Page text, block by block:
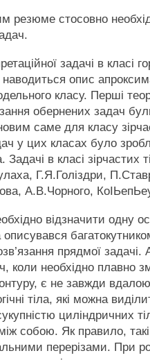
резюме стосовно
задачі в класі
наводиться опис
класу. Перші
обернених задач
саме для класу
у цих класах було
в класі зірчастих
Г.Я.Голіздри,
А.В.Чорного,
відзначити одну
описувався
прядмої задачі.
коли необхідно плавно
є не завжди
тіла, які можна
циліндричних
собою. Як правило,
перерізами. При